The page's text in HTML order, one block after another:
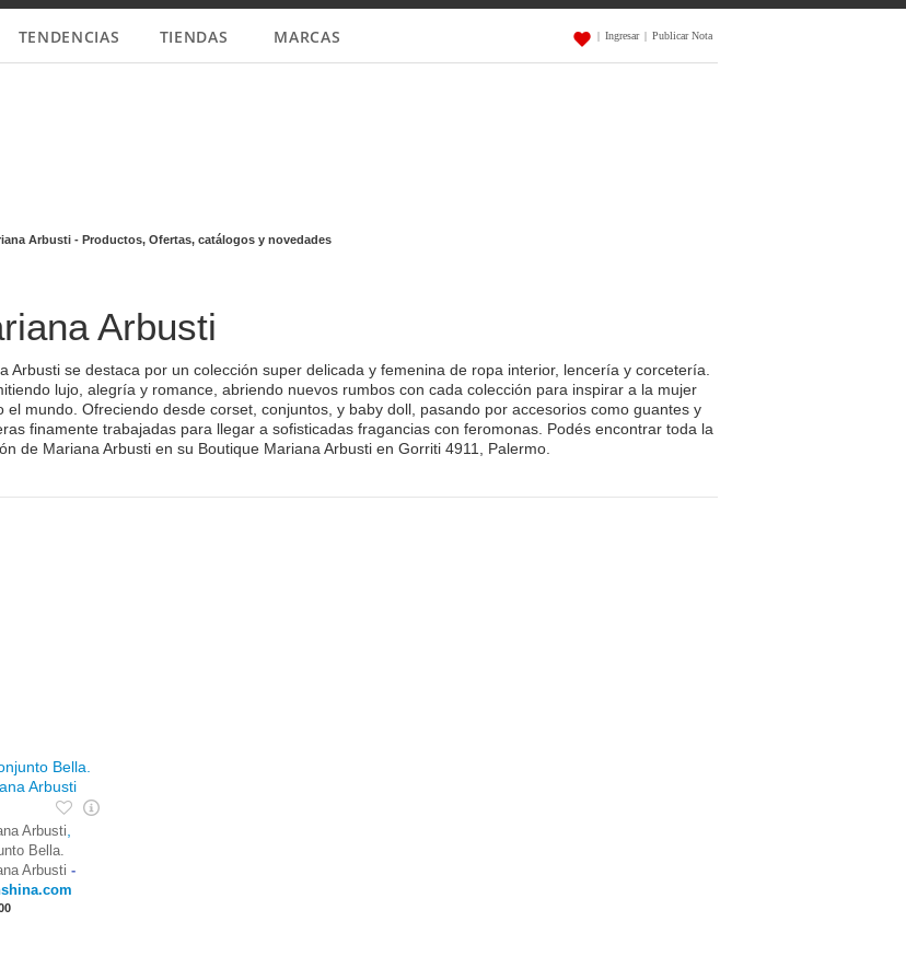
TENDENCIAS TIENDAS MARCAS | Ingresar | Publicar Nota
Arbusti - Productos, Ofertas, catálogos y novedades
Arbusti
Arbusti se destaca por un colección super delicada y femenina de ropa interior, lencería y corcetería.
lujo, alegría y romance, abriendo nuevos rumbos con cada colección para inspirar a la mujer
el mundo. Ofreciendo desde corset, conjuntos, y baby doll, pasando por accesorios como guantes y
finamente trabajadas para llegar a sofisticadas fragancias con feromonas. Podés encontrar toda la
de Mariana Arbusti en su Boutique Mariana Arbusti en Gorriti 4911, Palermo.
las
Arbusti
Bella.
Arbusti -